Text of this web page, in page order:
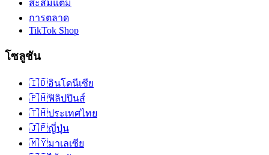
สะสมแต้ม
การตลาด
TikTok Shop
โซลูชัน
🇮🇩อินโดนีเซีย
🇵🇭ฟิลิปปินส์
🇹🇭ประเทศไทย
🇯🇵ญี่ปุ่น
🇲🇾มาเลเซีย